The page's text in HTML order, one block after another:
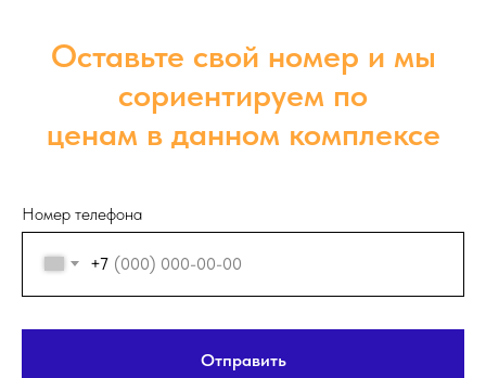
Оставьте свой номер и мы
сориентируем по
ценам в данном комплексе
Номер телефона
+7
Отправить